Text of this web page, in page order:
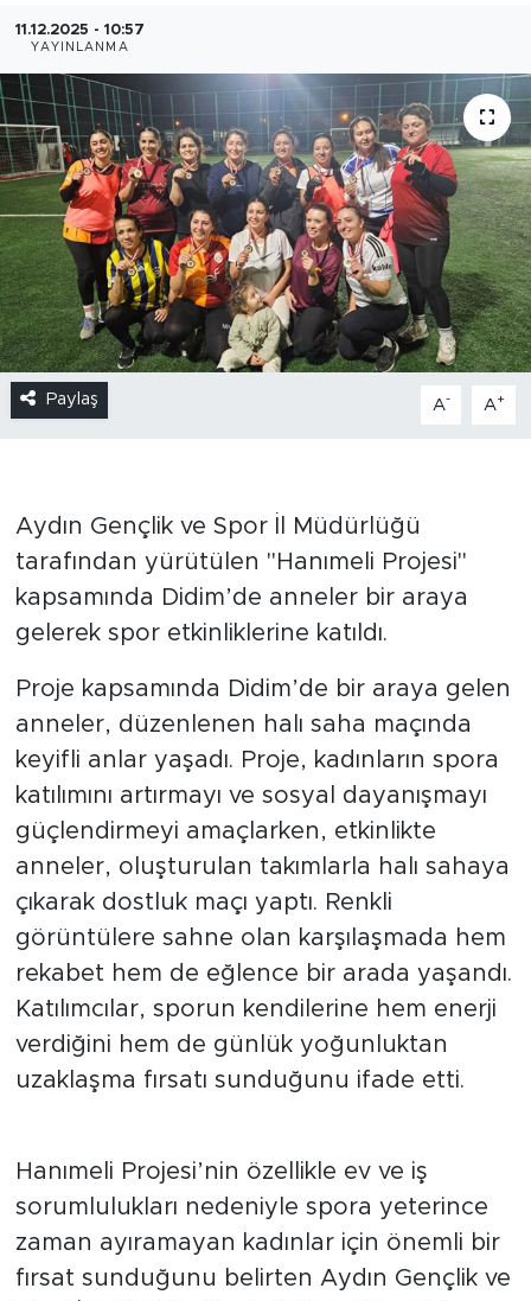
11.12.2025 - 10:57
YAYINLANMA
Paylaş A- A+
Aydın Gençlik ve Spor İl Müdürlüğü
tarafından yürütülen "Hanımeli Projesi"
kapsamında Didim’de anneler bir araya
gelerek spor etkinliklerine katıldı.
Proje kapsamında Didim’de bir araya gelen
anneler, düzenlenen halı saha maçında
keyifli anlar yaşadı. Proje, kadınların spora
katılımını artırmayı ve sosyal dayanışmayı
güçlendirmeyi amaçlarken, etkinlikte
anneler, oluşturulan takımlarla halı sahaya
çıkarak dostluk maçı yaptı. Renkli
görüntülere sahne olan karşılaşmada hem
rekabet hem de eğlence bir arada yaşandı.
Katılımcılar, sporun kendilerine hem enerji
verdiğini hem de günlük yoğunluktan
uzaklaşma fırsatı sunduğunu ifade etti.
Hanımeli Projesi’nin özellikle ev ve iş
sorumlulukları nedeniyle spora yeterince
zaman ayıramayan kadınlar için önemli bir
fırsat sunduğunu belirten Aydın Gençlik ve